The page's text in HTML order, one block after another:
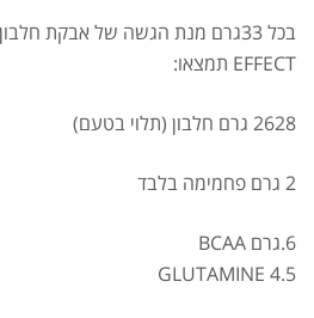
EFFECT תמצאו:
2628 גרם חלבון (תלוי בטעם)
2 גרם פחמימה בלבד
6.גרם BCAA
4.5 GLUTAMINE